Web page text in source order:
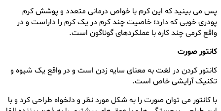
پس می بینید که این کرم با خواص درمانی متعدد و پوشش کرم
پودری خوبی که دارد؛ خاصیت چند کرم در یک کرم را داراست و در
واقع کرمی چند کاره با عملکردهای گوناگون است.
کانتور صورت
کانتور کردن در لغت به معنای سایه زدن است و در واقع یک شیوه و
تکنیک آرایشی خاص است.
با کانتور می توان صورت را به شکل مورد نظر و دلخواه طراحی کرد و با